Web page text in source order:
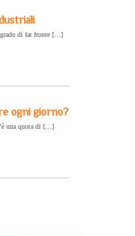
di far fronte […]
ogni giorno?
una quota di […]